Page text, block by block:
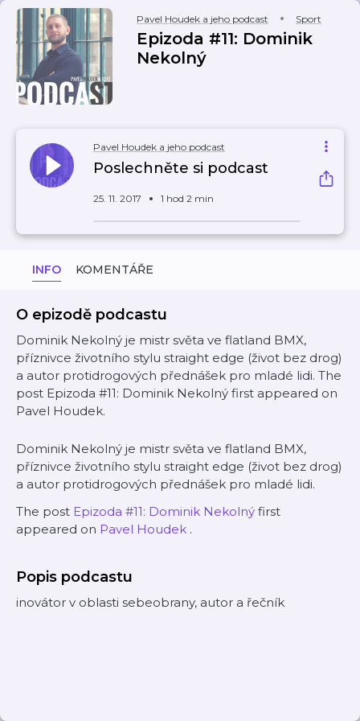
Pavel Houdek a jeho podcast Sport
Epizoda #11: Dominik
Nekolný
Pavel Houdek a jeho podcast
Poslechněte si podcast
25. 11. 2017 1 hod 2 min
INFO KOMENTÁŘE
O epizodě podcastu
Dominik Nekolný je mistr světa ve flatland BMX,
příznivce životního stylu straight edge (život bez drog)
a autor protidrogových přednášek pro mladé lidi. The
post Epizoda #11: Dominik Nekolný first appeared on
Pavel Houdek.
Dominik Nekolný je mistr světa ve flatland BMX,
příznivce životního stylu straight edge (život bez drog)
a autor protidrogových přednášek pro mladé lidi.
The post Epizoda #11: Dominik Nekolný first
appeared on Pavel Houdek .
Popis podcastu
inovátor v oblasti sebeobrany, autor a řečník